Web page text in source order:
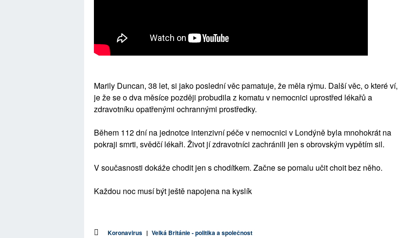
Marily Duncan, 38 let, si jako poslední věc pamatuje, že měla rýmu. Další věc, o které ví,
je že se o dva měsíce později probudila z komatu v nemocnici uprostřed lékařů a
zdravotníku opatřenými ochrannými prostředky.
Během 112 dní na jednotce intenzivní péče v nemocnici v Londýně byla mnohokrát na
pokraji smrti, svědčí lékaři. Život jí zdravotníci zachránili jen s obrovským vypětím sil.
V současnosti dokáže chodit jen s chodítkem. Začne se pomalu učit choit bez něho.
Každou noc musí být ještě napojena na kyslík
Koronavirus | Velká Británie - politika a společnost